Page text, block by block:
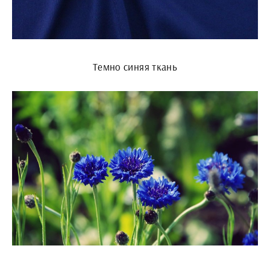
Темно синяя ткань